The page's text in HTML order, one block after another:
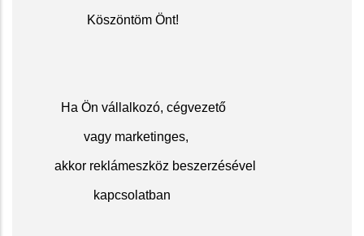
Köszöntöm Önt!
Ha Ön vállalkozó, cégvezető
vagy marketinges,
akkor reklámeszköz beszerzésével
kapcsolatban